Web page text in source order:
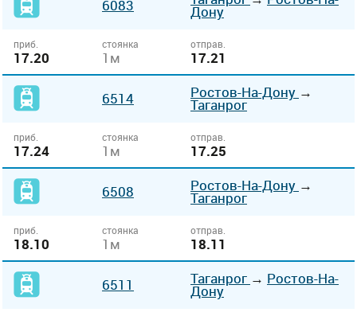
6083 Дону
приб.
17.20
стоянка
1м
отправ.
17.21
6514 Ростов-На-Дону →
Таганрог
приб.
17.24
стоянка
1м
отправ.
17.25
6508 Ростов-На-Дону →
Таганрог
приб.
18.10
стоянка
1м
отправ.
18.11
6511 Таганрог → Ростов-На-
Дону